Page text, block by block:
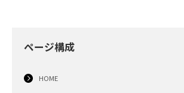
ページ構成
HOME